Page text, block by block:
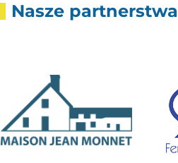
Nasze partnerstwa